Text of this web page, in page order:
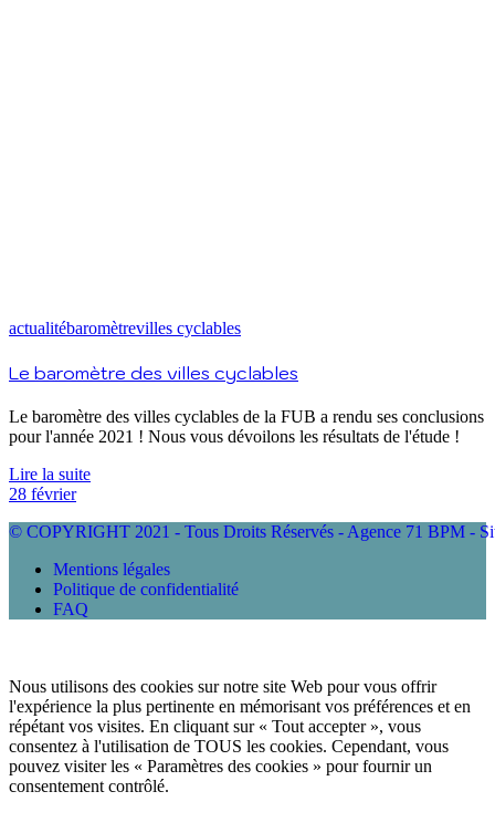
actualitébaromètrevilles cyclables
Le baromètre des villes cyclables
Le baromètre des villes cyclables de la FUB a rendu ses conclusions
pour l'année 2021 ! Nous vous dévoilons les résultats de l'étude !
Lire la suite
28 février
© COPYRIGHT 2021 - Tous Droits Réservés - Agence 71 BPM -
Mentions légales
Politique de confidentialité
FAQ
Nous utilisons des cookies sur notre site Web pour vous offrir
l'expérience la plus pertinente en mémorisant vos préférences et en
répétant vos visites. En cliquant sur « Tout accepter », vous
consentez à l'utilisation de TOUS les cookies. Cependant, vous
pouvez visiter les « Paramètres des cookies » pour fournir un
consentement contrôlé.